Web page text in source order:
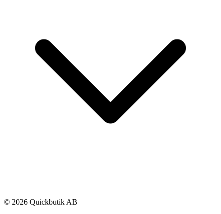
© 2026 Quickbutik AB